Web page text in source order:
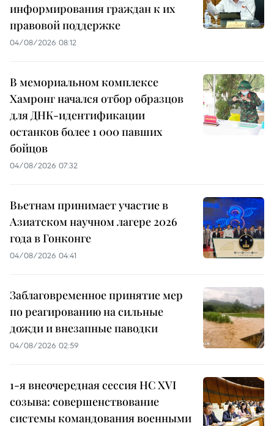
информирования граждан к их
правовой поддержке
04/08/2026 08:12
В мемориальном комплексе
Хамронг начался отбор образцов
для ДНК-идентификации
останков более 1 000 павших
бойцов
04/08/2026 07:32
Вьетнам принимает участие в
Азиатском научном лагере 2026
года в Гонконге
04/08/2026 04:41
Заблаговременное принятие мер
по реагированию на сильные
дожди и внезапные паводки
04/08/2026 02:59
1-я внеочередная сессия НС XVI
созыва: совершенствование
системы командования военными